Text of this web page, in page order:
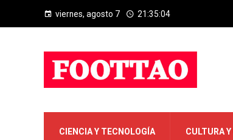
viernes, agosto 7 21:35:05
CIENCIA Y TECNOLOGÍA CULTURA Y